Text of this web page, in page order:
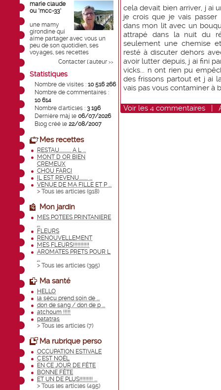
marie claude
ou "mcc-33"
une mamy
girondine qui
aime partager avec vous un
peu de son quotidien, ses
voyages, ses recettes
Contacter l'auteur >>
Statistiques
Nombre de visites : 10 516 266
Nombre de commentaires :
10 614
Nombre d'articles : 3 196
Dernière màj le 06/07/2026
Blog créé le 22/08/2007
Mes recettes
RESTAU............ A L ...
MONT D OR BIEN
CREMEUX
CHOU FARCI
IL EST REVENU......... ...
VENUE DE MA FILLE ET P ...
> Tous les articles (918)
Mon jardin
MES POTEES PRINTANIERE
...
FLEURS
RENOUVELLEMENT
MES FLEURS!!!!!!!!!!!
AROMATES PRETS POUR L
...
> Tous les articles (395)
Ma santé
HELLO
la sécu prend soin de ...
don de sang / don de p ...
atchoum !!!!!
patatras
> Tous les articles (7)
Ma rubrique perso
OCCUPATION ESTIVALE
C'EST NOËL
EN CE JOUR DE FÊTE
BONNE FÊTE
ET UN DE PLUS!!!!!!!!! ...
> Tous les articles (495)
cela devait bien arriver, j ai
je crois que je vais
dans mon lit avec un
attrapé dans la nuit du
seulement une chemise
resté à discuter dehors
avoir lutter depuis, j ai fini
vicks... n ont rien pu
des frissons partout et j ai
vais pas vous contaminer à
Voir les 4 commentaires |